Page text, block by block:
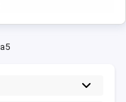
a5